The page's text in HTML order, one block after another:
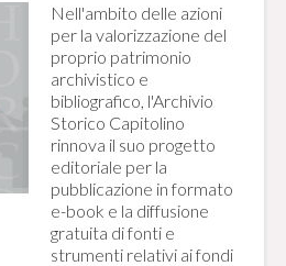
Nell'ambito delle azioni
per la valorizzazione del
proprio patrimonio
archivistico e
bibliografico, l'Archivio
Storico Capitolino
rinnova il suo progetto
editoriale per la
pubblicazione in formato
e-book e la diffusione
gratuita di fonti e
strumenti relativi ai fondi